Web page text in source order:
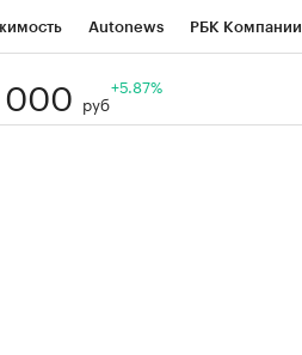
Autonews РБК Компании
Визионеры
000 руб
+5.87%